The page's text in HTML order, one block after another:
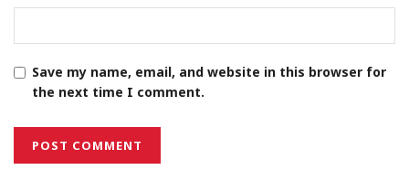
Save my name, email, and website in this browser for
the next time I comment.